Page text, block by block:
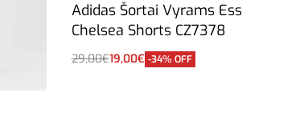
Adidas Šortai Vyrams Ess
Chelsea Shorts CZ7378
29,00€19,00€ -34% OFF